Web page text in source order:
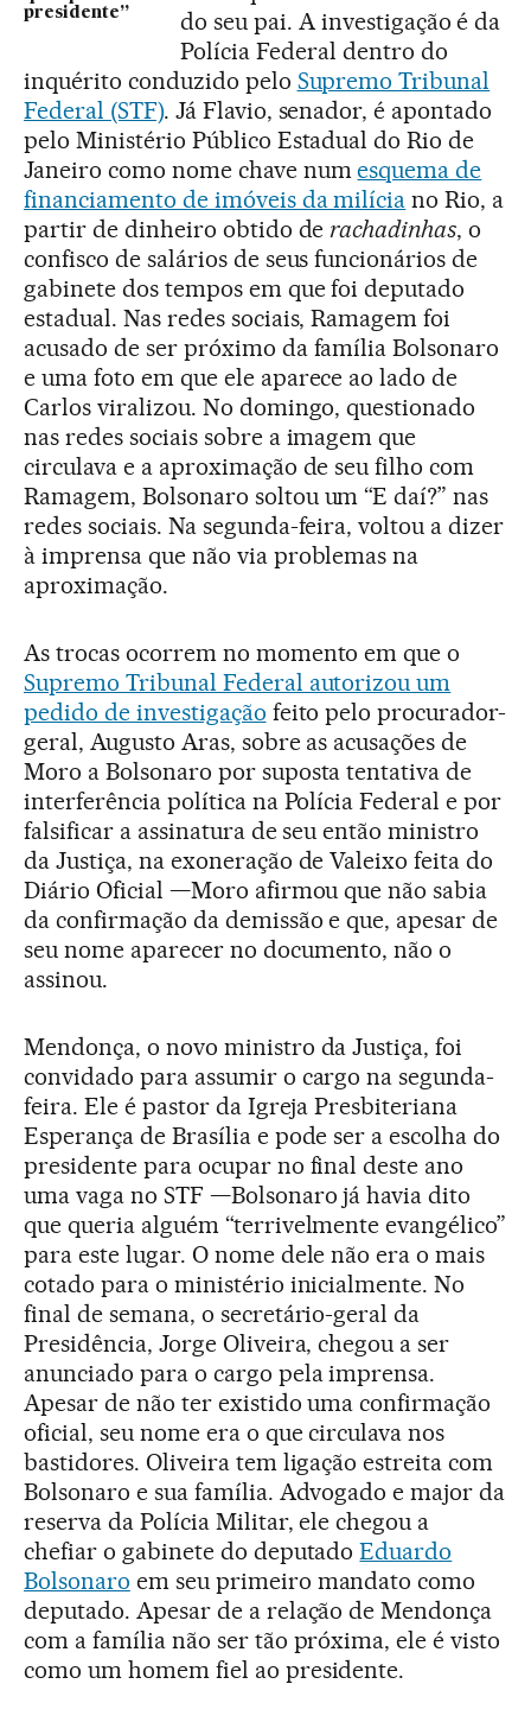
presidente”
do seu pai. A investigação é da
Polícia Federal dentro do
inquérito conduzido pelo Supremo Tribunal
Federal (STF). Já Flavio, senador, é apontado
pelo Ministério Público Estadual do Rio de
Janeiro como nome chave numesquema de
financiamento de imóveis da milícia no Rio, a
partir de dinheiro obtido derachadinhas, o
confisco de salários de seus funcionários de
gabinete dos tempos em que foi deputado
estadual. Nas redes sociais, Ramagem foi
acusado de ser próximo da família Bolsonaro
e uma foto em que ele aparece ao lado de
Carlos viralizou. No domingo, questionado
nas redes sociais sobre a imagem que
circulava e a aproximação de seu filho com
Ramagem, Bolsonaro soltou um “E daí?” nas
redes sociais. Na segunda-feira, voltou a dizer
à imprensa que não via problemas na
aproximação.
As trocas ocorrem no momento em que o
Supremo Tribunal Federal autorizou um
pedido de investigação feito pelo procurador-
geral, Augusto Aras, sobre as acusações de
Moro a Bolsonaro por suposta tentativa de
interferência política na Polícia Federal e por
falsificar a assinatura de seu então ministro
da Justiça, na exoneração de Valeixo feita do
Diário Oficial —Moro afirmou que não sabia
da confirmação da demissão e que, apesar de
seu nome aparecer no documento, não o
assinou.
Mendonça, o novo ministro da Justiça, foi
convidado para assumir o cargo na segunda-
feira. Ele é pastor da Igreja Presbiteriana
Esperança de Brasília e pode ser a escolha do
presidente para ocupar no final deste ano
uma vaga no STF —Bolsonaro já havia dito
que queria alguém “terrivelmente evangélico”
para este lugar. O nome dele não era o mais
cotado para o ministério inicialmente. No
final de semana, o secretário-geral da
Presidência, Jorge Oliveira, chegou a ser
anunciado para o cargo pela imprensa.
Apesar de não ter existido uma confirmação
oficial, seu nome era o que circulava nos
bastidores. Oliveira tem ligação estreita com
Bolsonaro e sua família. Advogado e major da
reserva da Polícia Militar, ele chegou a
chefiar o gabinete do deputadoEduardo
Bolsonaro em seu primeiro mandato como
deputado. Apesar de a relação de Mendonça
com a família não ser tão próxima, ele é visto
como um homem fiel ao presidente.